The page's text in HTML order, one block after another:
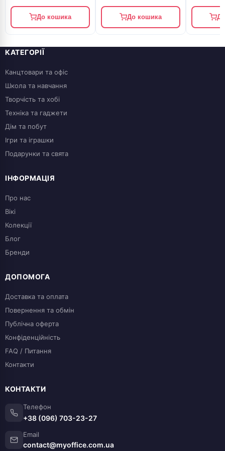
До кошика До кошика
КАТЕГОРІЇ
Канцтовари та офіс
Школа та навчання
Творчість та хобі
Техніка та гаджети
Дім та побут
Ігри та іграшки
Подарунки та свята
ІНФОРМАЦІЯ
Про нас
Вікі
Колекції
Блог
Бренди
ДОПОМОГА
Доставка та оплата
Повернення та обмін
Публічна оферта
Конфіденційність
FAQ / Питання
Контакти
КОНТАКТИ
Телефон
+38 (096) 703-23-27
Email
contact@myoffice.com.ua